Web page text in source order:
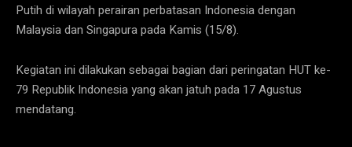
Putih di wilayah perairan perbatasan Indonesia dengan
Malaysia dan Singapura pada Kamis (15/8).
Kegiatan ini dilakukan sebagai bagian dari peringatan HUT ke-
79 Republik Indonesia yang akan jatuh pada 17 Agustus
mendatang.